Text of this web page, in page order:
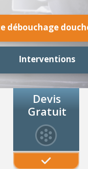
débouchage
Interventions
Devis
Gratuit